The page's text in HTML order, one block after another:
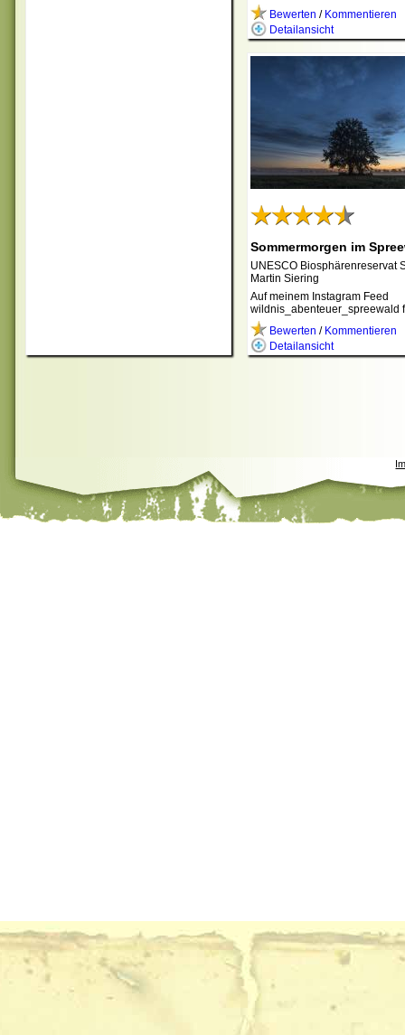
Bewerten / Kommentieren
Detailansicht
Sommermorgen im
UNESCO Biosphärenreservat
Martin Siering
Auf meinem Instagram Feed
wildnis_abenteuer_spreewald
Bewerten / Kommentieren
Detailansicht